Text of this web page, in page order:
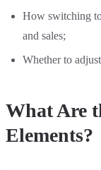
How switching
and sales;
Whether to
What Are
Elements?